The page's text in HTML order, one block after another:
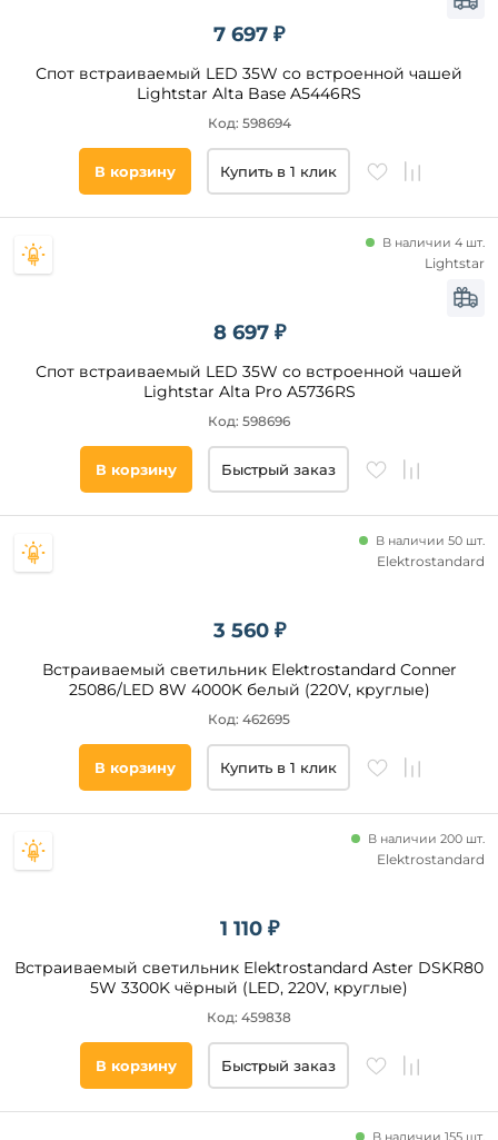
7 697 ₽
Спот встраиваемый LED 35W со встроенной чашей
Lightstar Alta Base A5446RS
Код: 598694
В корзину Купить в 1 клик
8 697 ₽
Спот встраиваемый LED 35W со встроенной чашей
Lightstar Alta Pro A5736RS
В наличии 4 шт.
Код: 598696
Lightstar
В корзину Быстрый заказ
3 560 ₽
Встраиваемый светильник Elektrostandard Conner
25086/LED 8W 4000K белый (220V, круглые)
В наличии 50 шт.
Код: 462695
Elektrostandard
В корзину Купить в 1 клик
1 110 ₽
Встраиваемый светильник Elektrostandard Aster DSKR80
5W 3300K чёрный (LED, 220V, круглые)
В наличии 200 шт.
Код: 459838
Elektrostandard
В корзину Быстрый заказ